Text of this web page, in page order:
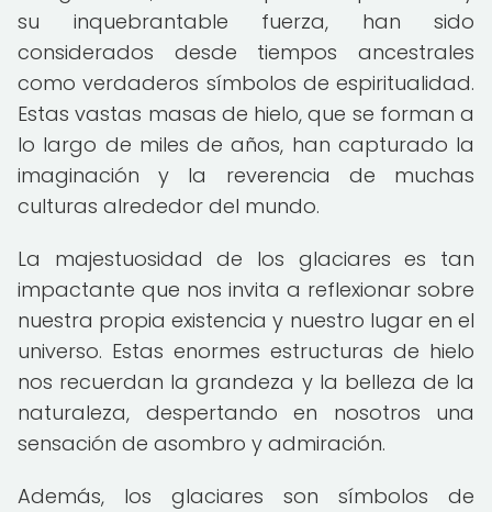
su inquebrantable fuerza, han sido
considerados desde tiempos ancestrales
como verdaderos símbolos de espiritualidad.
Estas vastas masas de hielo, que se forman a
lo largo de miles de años, han capturado la
imaginación y la reverencia de muchas
culturas alrededor del mundo.
La majestuosidad de los glaciares es tan
impactante que nos invita a reflexionar sobre
nuestra propia existencia y nuestro lugar en el
universo. Estas enormes estructuras de hielo
nos recuerdan la grandeza y la belleza de la
naturaleza, despertando en nosotros una
sensación de asombro y admiración.
Además, los glaciares son símbolos de